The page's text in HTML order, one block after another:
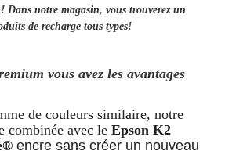
Dans notre magasin, vous trouverez un
de recharge tous types!
vous avez les avantages
de couleurs similaire, notre
combinée avec le Epson K2
encre sans créer un nouveau